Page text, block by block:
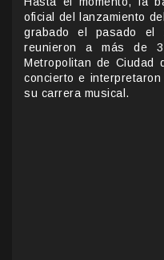
oficial del lanzamiento
grabado el pasado
reunieron a más de
Metropolitan de Ciudad
concierto e
su carrera musical.